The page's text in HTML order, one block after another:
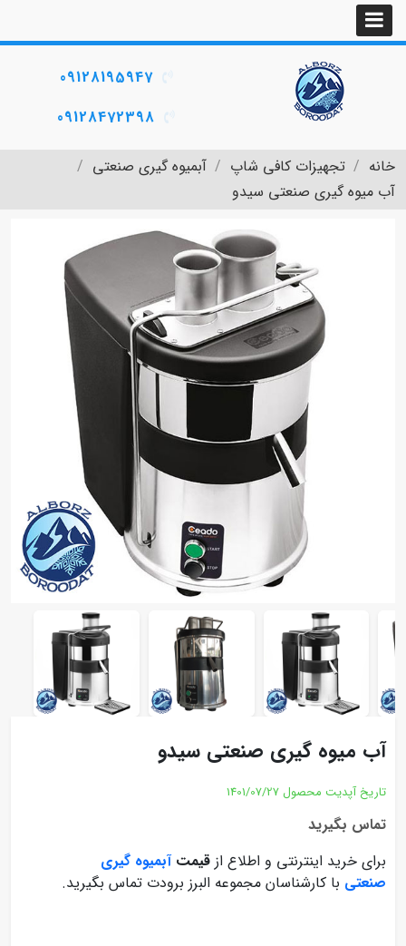
09128195947
09128472398
خانه تجهیزات کافی شاپ
آبمیوه گیری صنعتی
آب میوه گیری صنعتی سیدو
آب میوه گیری صنعتی سیدو
تاریخ آپدیت محصول 1401/07/27
تماس بگیرید
برای خرید اینترنتی و اطلاع از قیمتآبمیوه گیری
صنعتی با کارشناسان مجموعه البرز برودت تماس بگیرید.